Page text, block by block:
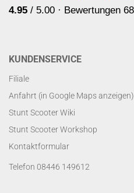
KUNDENSERVICE
Filiale
Anfahrt (in Google Maps anzeigen)
Stunt Scooter Wiki
Stunt Scooter Workshop
Kontaktformular
Telefon 08446 149612